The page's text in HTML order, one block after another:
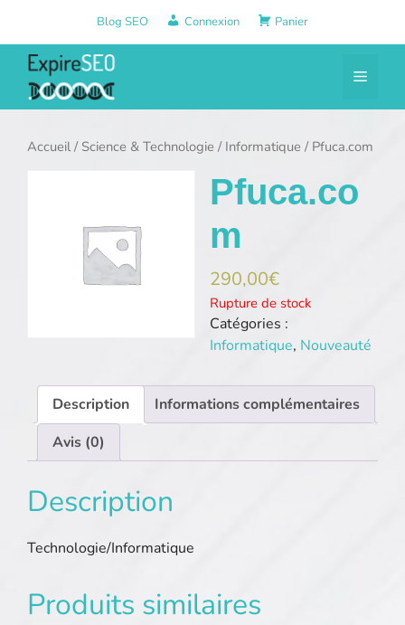
contenu
Blog SEO Connexion Panier
Menu
Accueil/ Science & Technologie / Informatique / Pfuca.com
Pfuca.co
m
290,00€
Rupture de stock
Catégories :
Informatique, Nouveauté
Description
Informations complémentaires
Avis (0)
Description
Technologie/Informatique
Produits similaires